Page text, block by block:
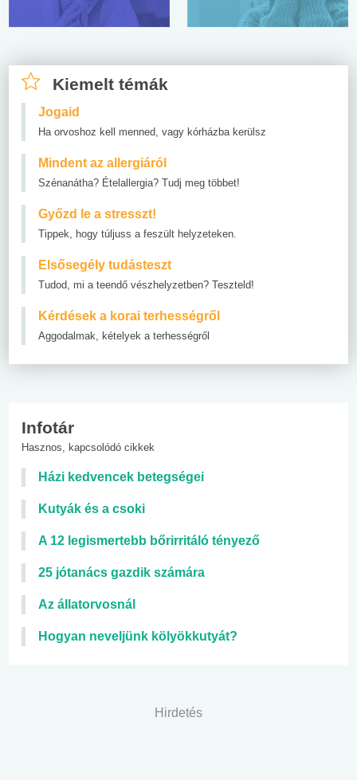
Kiemelt témák
Jogaid
Ha orvoshoz kell menned, vagy kórházba kerülsz
Mindent az allergiáról
Szénanátha? Ételallergia? Tudj meg többet!
Győzd le a stresszt!
Tippek, hogy túljuss a feszült helyzeteken.
Elsősegély tudásteszt
Tudod, mi a teendő vészhelyzetben? Teszteld!
Kérdések a korai terhességről
Aggodalmak, kételyek a terhességről
Infotár
Hasznos, kapcsolódó cikkek
Házi kedvencek betegségei
Kutyák és a csoki
A 12 legismertebb bőrirritáló tényező
25 jótanács gazdik számára
Az állatorvosnál
Hogyan neveljünk kölyökkutyát?
Hirdetés